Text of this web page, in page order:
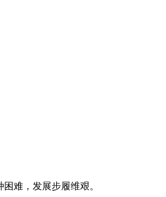
难，发展步履维艰。